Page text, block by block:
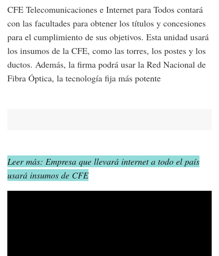
CFE Telecomunicaciones e Internet para Todos contará
con las facultades para obtener los títulos y concesiones
para el cumplimiento de sus objetivos. Esta unidad usará
los insumos de la CFE, como las torres, los postes y los
ductos. Además, la firma podrá usar la Red Nacional de
Fibra Óptica, la tecnología fija más potente
Leer más: Empresa que llevará internet a todo el país
usará insumos de CFE